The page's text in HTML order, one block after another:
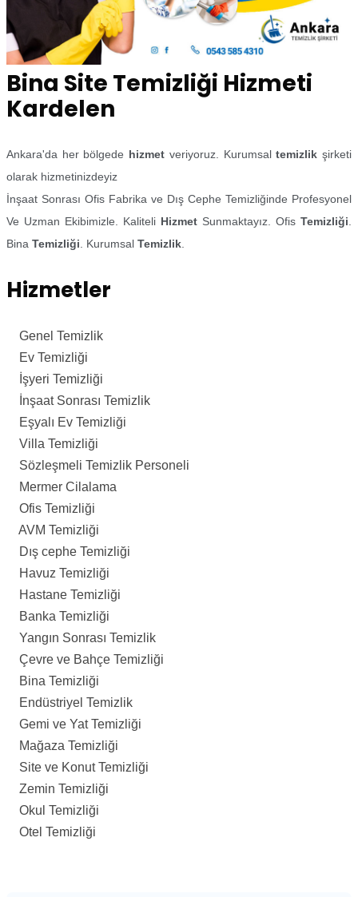
Bina Site Temizliği Hizmeti
Kardelen
Ankara'da her bölgede hizmet veriyoruz. Kurumsaltemizlik şirketi
olarak hizmetinizdeyiz
İnşaat Sonrası Ofis Fabrika ve Dış Cephe Temizliğinde Profesyonel
Ve Uzman Ekibimizle. Kaliteli Hizmet Sunmaktayız. Ofis Temizliği
Bina Temizliği . Kurumsal Temizlik
Hizmetler
Genel Temizlik
Ev Temizliği
İşyeri Temizliği
İnşaat Sonrası Temizlik
Eşyalı Ev Temizliği
Villa Temizliği
Sözleşmeli Temizlik Personeli
Mermer Cilalama
Ofis Temizliği
AVM Temizliği
Dış cephe Temizliği
Havuz Temizliği
Hastane Temizliği
Banka Temizliği
Yangın Sonrası Temizlik
Çevre ve Bahçe Temizliği
Bina Temizliği
Endüstriyel Temizlik
Gemi ve Yat Temizliği
Mağaza Temizliği
Site ve Konut Temizliği
Zemin Temizliği
Okul Temizliği
Otel Temizliği